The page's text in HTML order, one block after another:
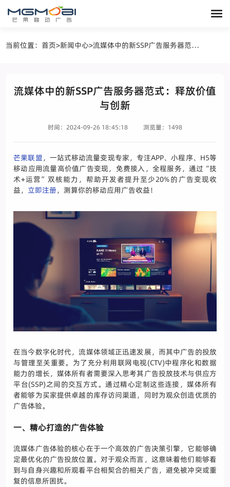
当前位置：首页>新闻中心> 流媒体中的新SSP广告服务器范式：释放价值与创新
流媒体中的新SSP广告服务器范式：释放价值
与创新
时间：2024-09-26 18:45:18 浏览量：1498
芒果联盟，一站式移动流量变现专家，专注APP、小程序、H5等
移动应用流量高价值广告变现，免费接入，全程服务，通过“技
术+运营”双核能力，帮助开发者提升至少20%的广告变现收
益， 立即注册，测算你的移动应用广告收益！
在当今数字化时代，流媒体领域正迅速发展，而其中广告的投放
与管理至关重要。为了充分利用联网电视(CTV)中程序化和数据
能力的增长，媒体所有者需要深入思考其广告投放技术与供应方
平台(SSP)之间的交互方式。通过精心定制这些连接，媒体所有
者能够为买家提供卓越的库存访问渠道，同时为观众创造优质的
广告体验。
一、精心打造的广告体验
流媒体广告体验的核心在于一个高效的广告决策引擎，它能够确
定最优化的广告投放位置。对于观众而言，这意味着他们能够看
到与自身兴趣和所观看平台相契合的相关广告，避免被冲突或重
复的信息所困扰。